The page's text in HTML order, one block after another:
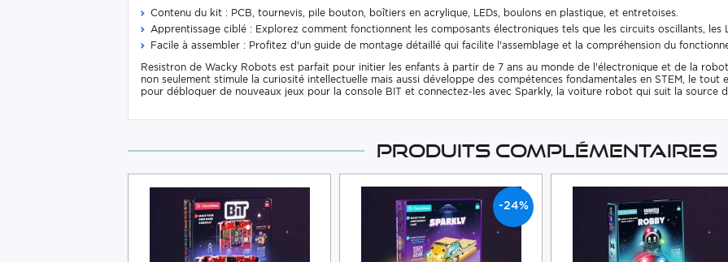
Contenu du kit : PCB, tournevis, pile bouton, boîtiers en acrylique, LEDs, boulons en plastique, et entretoises.
Apprentissage ciblé : Explorez comment fonctionnent les composants électroniques tels que les circuits oscillants, les
Facile à assembler : Profitez d'un guide de montage détaillé qui facilite l'assemblage et la compréhension du
Resistron de Wacky Robots est parfait pour initier les enfants à partir de 7 ans au monde de l'électronique et de la
non seulement stimule la curiosité intellectuelle mais aussi développe des compétences fondamentales en STEM, le
pour débloquer de nouveaux jeux pour la console BIT et connectez-les avec Sparkly, la voiture robot qui suit la source
Produits complémentaires
-24%